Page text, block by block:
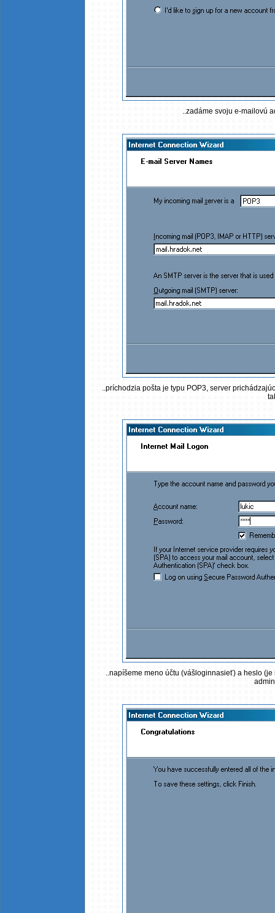
..zadáme svoju e-mailovú
..príchodzia pošta je typu POP3, server
..napíšeme meno účtu (vášloginnasieť) a heslo